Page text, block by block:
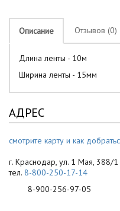
Описание Отзывов (0)
Длина ленты - 10м
Ширина ленты - 15мм
АДРЕС
смотрите карту и как
г. Краснодар, ул. 1 Мая, 388/1
тел. 8-800-250-17-14
8-900-256-97-05